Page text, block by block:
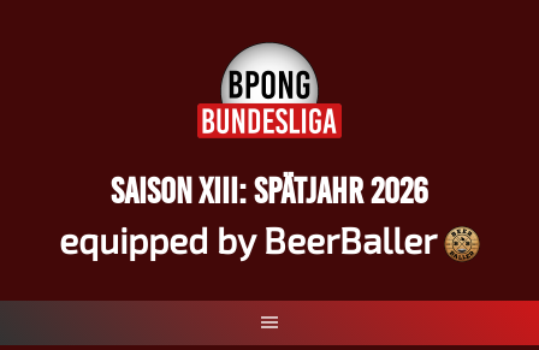
SAISON XIII: SPÄTJAHR 2026
equipped by BeerBaller